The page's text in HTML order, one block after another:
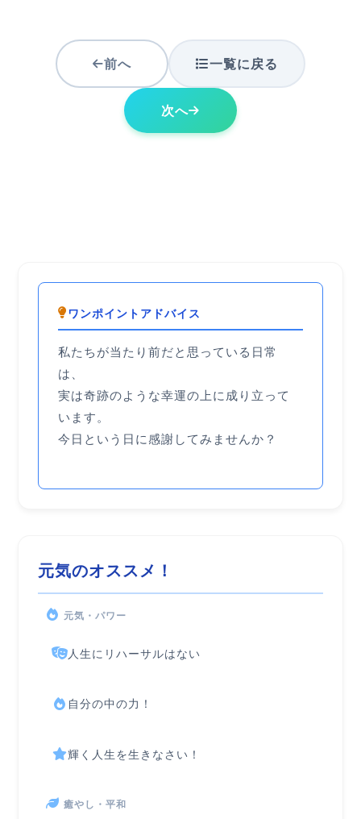
前へ 一覧に戻る
次へ
ワンポイントアドバイス
私たちが当たり前だと思っている日常
は、
実は奇跡のような幸運の上に成り立って
います。
今日という日に感謝してみませんか？
元気のオススメ！
元気・パワー
人生にリハーサルはない
自分の中の力！
輝く人生を生きなさい！
癒やし・平和